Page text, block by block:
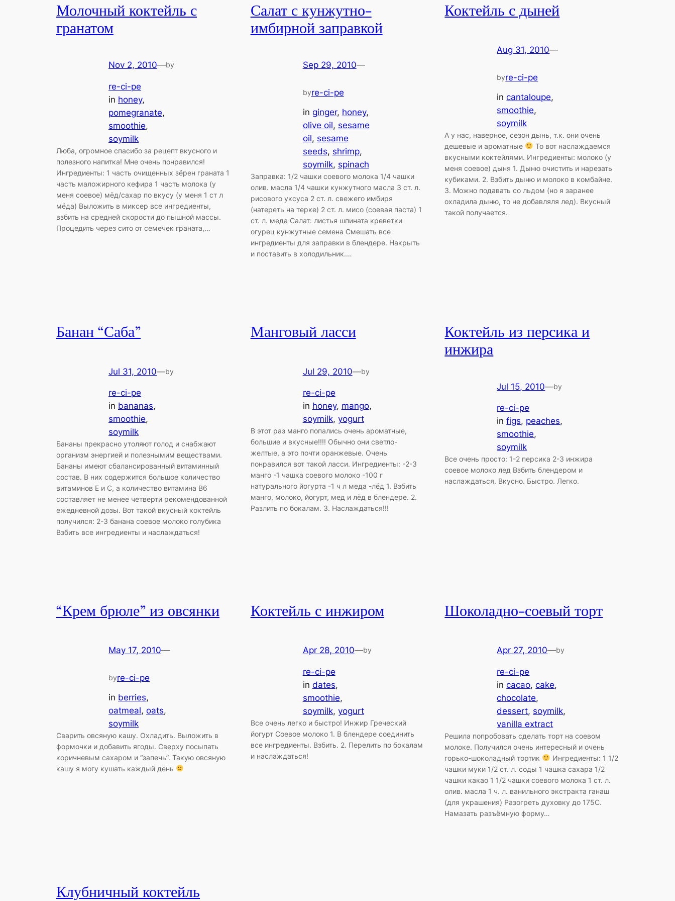
Молочный коктейль с
гранатом
Nov 2, 2010—by
re-ci-pe
in honey
pomegranate
smoothie
soymilk
Люба, огромное спасибо за рецепт вкусного и
полезного напитка! Мне очень понравился!
Ингредиенты: 1 часть очищенных зёрен граната 1
часть маложирного кефира 1 часть молока (у
меня соевое) мёд/сахар по вкусу (у меня 1 ст л
мёда) Выложить в миксер все ингредиенты,
взбить на средней скорости до пышной массы.
Процедить через сито от семечек граната,…
Салат с кунжутно-
имбирной заправкой
Sep 29, 2010—
byre-ci-pe
in ginger, honey
olive oil, sesame
oil, sesame
seeds, shrimp
soymilk, spinach
Заправка: 1/2 чашки соевого молока 1/4 чашки
олив. масла 1/4 чашки кунжутного масла 3 ст. л.
рисового уксуса 2 ст. л. свежего имбиря
(натереть на терке) 2 ст. л. мисо (соевая паста) 1
ст. л. меда Салат: листья шпината креветки
огурец кунжутные семена Смешать все
ингредиенты для заправки в блендере. Накрыть
и поставить в холодильник.…
Коктейль с дыней
Aug 31, 2010—
byre-ci-pe
incantaloupe
smoothie
soymilk
А у нас, наверное, сезон дынь, т.к. они очень
дешевые и ароматные
То вот наслаждаемся
вкусными коктейлями. Ингредиенты: молоко (у
меня соевое) дыня 1. Дыню очистить и нарезать
кубиками. 2. Взбить дыню и молоко в комбайне.
3. Можно подавать со льдом (но я заранее
охладила дыню, то не добавляля лед). Вкусный
такой получается.
Банан “Саба”
Jul 31, 2010—by
re-ci-pe
in bananas
smoothie
soymilk
Бананы прекрасно утоляют голод и снабжают
организм энергией и полезнымим веществами.
Бананы имеют сбалансированный витаминный
состав. В них содержится большое количество
витаминов Е и С, а количество витамина В6
составляет не менее четверти рекомендованной
ежедневной дозы. Вот такой вкусный коктейль
получился: 2-3 банана соевое молоко голубика
Взбить все ингредиенты и наслаждаться!
Манговый ласси
Jul 29, 2010—by
re-ci-pe
in honey, mango
soymilk, yogurt
В этот раз манго попались очень ароматные,
большие и вкусные!!!! Обычно они светло-
желтые, а это почти оранжевые. Очень
понравился вот такой ласси. Ингредиенты: -2-3
манго -1 чашка соевого молоко -100 г
натурального йогурта -1 ч л меда -лёд 1. Взбить
манго, молоко, йогурт, мед и лёд в блендере. 2.
Разлить по бокалам. 3. Наслаждаться!!!
Коктейль из персика и
инжира
Jul 15, 2010—by
re-ci-pe
infigs, peaches
smoothie
soymilk
Все очень просто: 1-2 персика 2-3 инжира
соевое молоко лед Взбить блендером и
наслаждаться. Вкусно. Быстро. Легко.
“Крем брюле” из овсянки
May 17, 2010—
byre-ci-pe
in berries
oatmeal, oats
soymilk
Сварить овсяную кашу. Охладить. Выложить в
формочки и добавить ягоды. Сверху посыпать
коричневым сахаром и “запечь”. Такую овсяную
кашу я могу кушать каждый день
Коктейль с инжиром
Apr 28, 2010—by
re-ci-pe
in dates
smoothie
soymilk, yogurt
Все очень легко и быстро! Инжир Греческий
йогурт Соевое молоко 1. В блендере соединить
все ингредиенты. Взбить. 2. Перелить по бокалам
и наслаждаться!
Шоколадно-соевый торт
Apr 27, 2010—by
re-ci-pe
incacao, cake
chocolate
dessert, soymilk
vanilla extract
Решила попробовать сделать торт на соевом
молоке. Получился очень интересный и очень
горько-шоколадный тортик
Ингредиенты: 1 1/2
чашки муки 1/2 ст. л. соды 1 чашка сахара 1/2
чашки какао 1 1/2 чашки соевого молока 1 ст. л.
олив. масла 1 ч. л. ванильного экстракта ганаш
(для украшения) Разогреть духовку до 175С.
Намазать разъёмную форму…
Клубничный коктейль